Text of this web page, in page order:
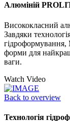
Алюміній
Висококласний
Завдяки
гідроформування,
форми для
ваги.
Watch Video
Back to overview
Технологія